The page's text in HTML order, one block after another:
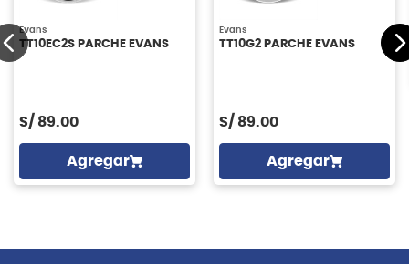
Evans
TT10EC2S PARCHE EVANS
S/ 89.00
Agregar
Evans
TT10G2 PARCHE EVANS
S/ 89.00
Agregar